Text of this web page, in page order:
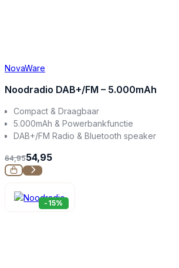
NovaWare
Noodradio DAB+/FM – 5.000mAh
Compact & Draagbaar
5.000mAh & Powerbankfunctie
DAB+/FM Radio & Bluetooth speaker
64,9554,95
-15%